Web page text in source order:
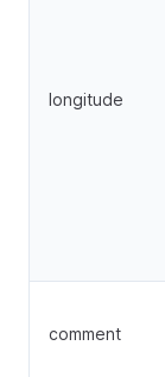
longitude
comment